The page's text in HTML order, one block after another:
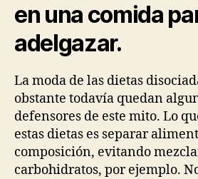
en una comida
adelgazar.
La moda de las dietas
obstante todavía quedan
defensores de este mito. Lo
estas dietas es separar
composición, evitando
carbohidratos, por ejemplo.